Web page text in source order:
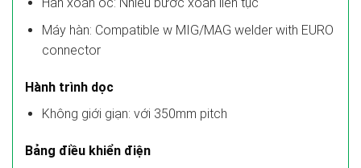
Máy hàn: Compatible w MIG/MAG welder with EURO
connector
Hành trình dọc
Không giới giạn: với 350mm pitch
Bảng điều khiển điện